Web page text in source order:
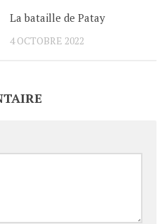
La bataille de Patay
4 OCTOBRE 2022